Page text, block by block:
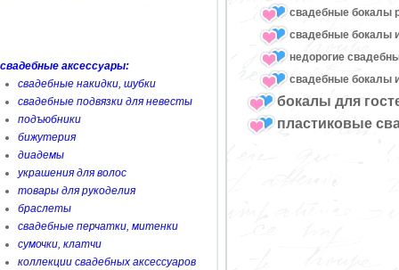
свадебные аксессуары:
свадебные накидки, шубки
свадебные подвязки для невесты
подъюбники
бижутерия
диадемы
украшения для волос
товары для рукоделия
браслеты
свадебные перчатки, митенки
сумочки, клатчи
коллекции свадебных аксессуаров
свадебные бокалы
свадебные бокалы
недорогие
свадебные бокалы
бокалы для
пластиковые